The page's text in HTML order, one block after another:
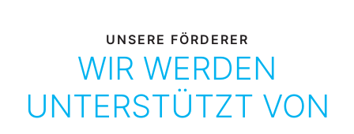
UNSERE FÖRDERER
WIR WERDEN
UNTERSTÜTZT VON